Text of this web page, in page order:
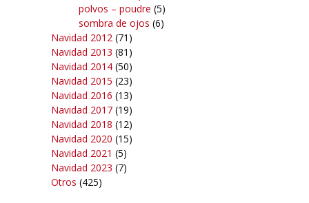
polvos – poudre (5)
sombra de ojos (6)
Navidad 2012 (71)
Navidad 2013 (81)
Navidad 2014 (50)
Navidad 2015 (23)
Navidad 2016 (13)
Navidad 2017 (19)
Navidad 2018 (12)
Navidad 2020 (15)
Navidad 2021 (5)
Navidad 2023 (7)
Otros (425)